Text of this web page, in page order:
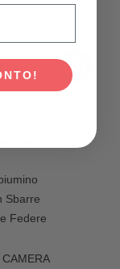
Sbarre
e Federe
CAMERA